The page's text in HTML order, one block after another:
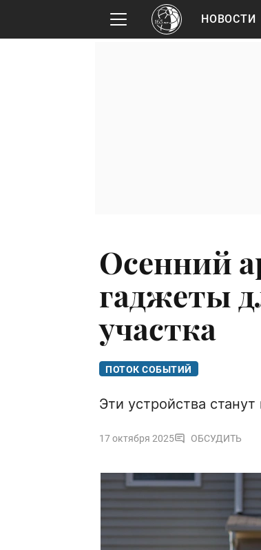
НОВОСТИ
Осенний
гаджеты
участка
ПОТОК СОБЫТИЙ
Эти устройства
17 октября 2025 ОБСУДИТЬ